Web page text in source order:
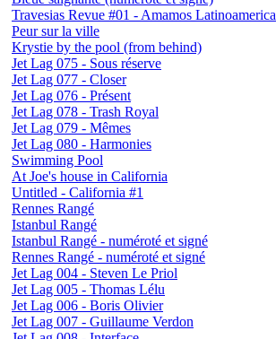
Travesias Revue #01 - Amamos Latinoamerica
Peur sur la ville
Krystie by the pool (from behind)
Jet Lag 075 - Sous réserve
Jet Lag 077 - Closer
Jet Lag 076 - Présent
Jet Lag 078 - Trash Royal
Jet Lag 079 - Mêmes
Jet Lag 080 - Harmonies
Swimming Pool
At Joe's house in California
Untitled - California #1
Rennes Rangé
Istanbul Rangé
Istanbul Rangé - numéroté et signé
Rennes Rangé - numéroté et signé
Jet Lag 004 - Steven Le Priol
Jet Lag 005 - Thomas Lélu
Jet Lag 006 - Boris Olivier
Jet Lag 007 - Guillaume Verdon